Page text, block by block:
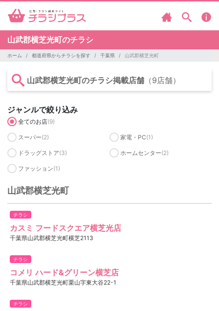
山武郡横芝光町のチラシ
ホーム 都道府県からチラシを探す 千葉県 山武郡横芝光町
山武郡横芝光町のチラシ掲載店舗 （9店舗）
ジャンルで絞り込み
全てのお店(9)
スーパー(2) 家電・PC(1)
ドラッグストア(3) ホームセンター(2)
ファッション(1)
山武郡横芝光町
チラシ
カスミ フードスクエア横芝光店
千葉県山武郡横芝光町横芝2113
チラシ
コメリ ハード&グリーン横芝店
千葉県山武郡横芝光町栗山字東大谷22-1
チラシ